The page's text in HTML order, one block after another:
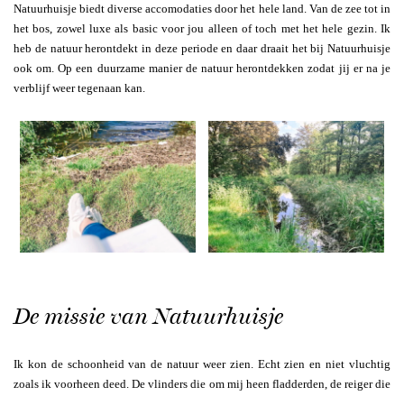
Natuurhuisje biedt diverse accomodaties door het hele land. Van de zee tot in
het bos, zowel luxe als basic voor jou alleen of toch met het hele gezin. Ik
heb de natuur herontdekt in deze periode en daar draait het bij Natuurhuisje
ook om. Op een duurzame manier de natuur herontdekken zodat jij er na je
verblijf weer tegenaan kan.
De missie van Natuurhuisje
Ik kon de schoonheid van de natuur weer zien. Echt zien en niet vluchtig
zoals ik voorheen deed. De vlinders die om mij heen fladderden, de reiger die